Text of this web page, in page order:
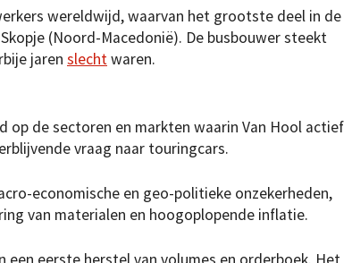
wereldwijd, waarvan het grootste deel in de
(Noord-Macedonië). De busbouwer steekt
jaren slechtwaren.
op de sectoren en markten waarin Van Hool actief
vraag naar touringcars.
economische en geo-politieke onzekerheden,
van materialen en hoogoplopende inflatie.